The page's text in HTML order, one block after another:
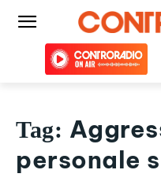
Tag:
personale